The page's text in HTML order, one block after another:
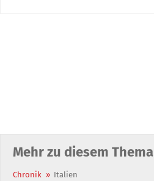
Mehr zu diesem Thema
Chronik » Italien